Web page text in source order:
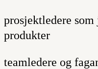
prosjektledere
produkter
teamledere og